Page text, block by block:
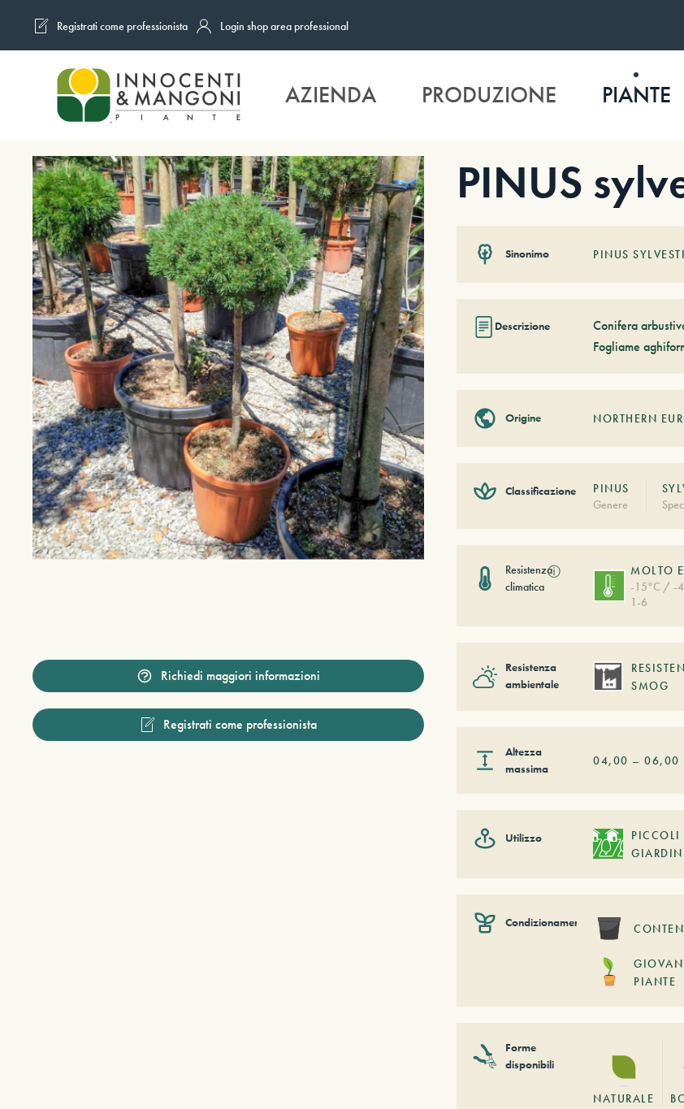
Skip to main content
Registrati come professionista Login shop area professional
AZIENDA PRODUZIONE PIANTE
Richiedi maggiori informazioni
Registrati come professionista
PINUS
Sinonimo PINUS
Descrizione
Conifera
Fogliame
Origine NORTHERN
Classificazione
PINUS
Genere
Resistenza
climatica
ⓘ
MOLTO
-15°C / -
1-6
Resistenza
ambientale
SMOG
Altezza
massima
04,00 –06,00
Utilizzo
PICCOLI
Condizionamento
PIANTE
Forme
disponibili
NATURALE